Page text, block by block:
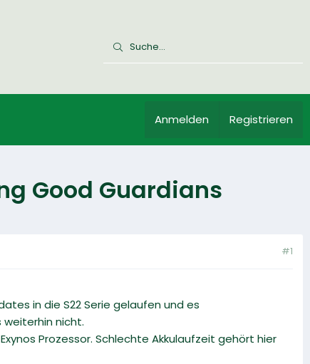
Anmelden Registrieren
Good Guardians
#1
in die S22 Serie gelaufen und es
nicht.
Prozessor. Schlechte Akkulaufzeit gehört hier